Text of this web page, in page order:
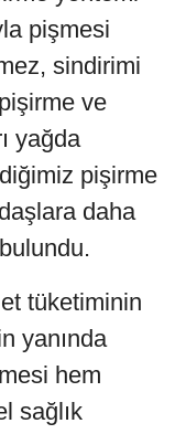
pişmesi
sindirimi
ve
yağda
pişirme
daha
et tüketiminin
yanında
hem
sağlık